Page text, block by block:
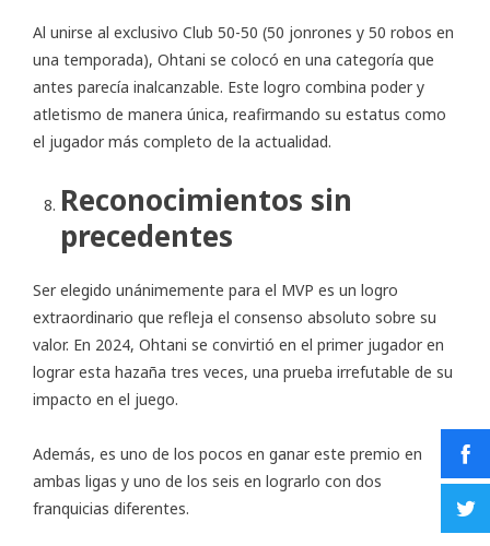
Al unirse al exclusivo Club 50-50 (50 jonrones y 50 robos en
una temporada), Ohtani se colocó en una categoría que
antes parecía inalcanzable. Este logro combina poder y
atletismo de manera única, reafirmando su estatus como
el jugador más completo de la actualidad.
Reconocimientos sin
precedentes
Ser elegido unánimemente para el MVP es un logro
extraordinario que refleja el consenso absoluto sobre su
valor. En 2024, Ohtani se convirtió en el primer jugador en
lograr esta hazaña tres veces, una prueba irrefutable de su
impacto en el juego.
Además, es uno de los pocos en ganar este premio en
ambas ligas y uno de los seis en lograrlo con dos
franquicias diferentes.